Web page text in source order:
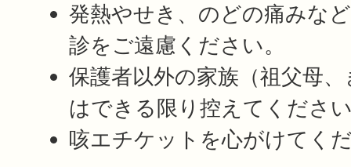
発熱やせき、のどの痛みな
診をご遠慮ください。
保護者以外の家族（祖父母
はできる限り控えてくださ
咳エチケットを心がけてく